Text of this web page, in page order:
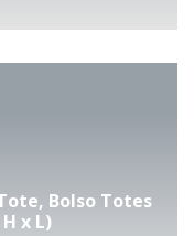
Bolso Totes
x L)